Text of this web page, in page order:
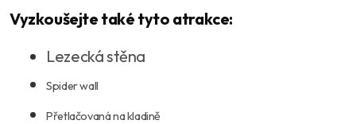
Vyzkoušejte také tyto atrakce:
Lezecká stěna
Spider wall
Přetlačovaná na kladině